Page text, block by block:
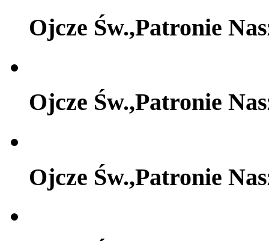
Ojcze Św.,Patronie
Ojcze Św.,Patronie
Ojcze Św.,Patronie